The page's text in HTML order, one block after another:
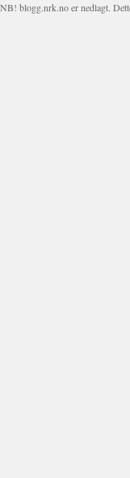
NB! blogg.nrk.no er nedlagt.